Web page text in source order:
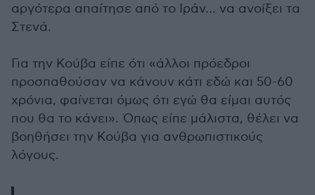
αργότερα απαίτησε από το Ιράν... να ανοίξει τα
Στενά.
Για την Κούβα είπε ότι «άλλοι πρόεδροι
προσπαθούσαν να κάνουν κάτι εδώ και 50-60
χρόνια, φαίνεται όμως ότι εγώ θα είμαι αυτός
που θα το κάνει». Όπως είπε μάλιστα, θέλει να
βοηθήσει την Κούβα για ανθρωπιστικούς
λόγους.